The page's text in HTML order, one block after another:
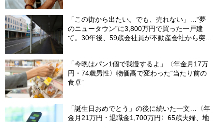
「この街から出たい。でも、売れない」…“夢
のニュータウン”に3,800万円で買った一戸建
て。30年後、59歳会社員が不動産会社から突き
「今晩はパン1個で我慢するよ」〈年金月17万
円・74歳男性〉物価高で変わった“当たり前の
食卓”
「誕生日おめでとう」の後に続いた一文…〈年
金月21万円・退職金1,700万円〉65歳夫婦、地